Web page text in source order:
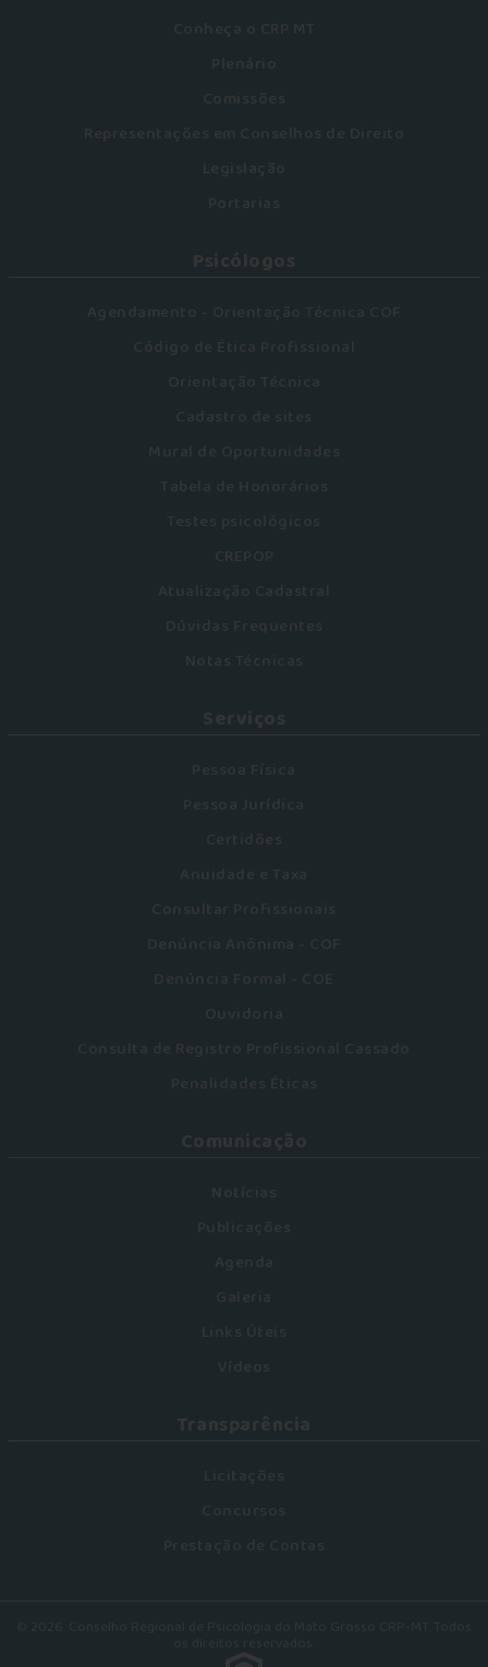
Conheça o CRP MT
Plenário
Comissões
Representações em Conselhos de Direito
Legislação
Portarias
Psicólogos
Agendamento - Orientação Técnica COF
Código de Ética Profissional
Orientação Técnica
Cadastro de sites
Mural de Oportunidades
Tabela de Honorários
Testes psicológicos
CREPOP
Atualização Cadastral
Dúvidas Frequentes
Notas Técnicas
Serviços
Pessoa Física
Pessoa Jurídica
Certidões
Anuidade e Taxa
Consultar Profissionais
Denúncia Anônima - COF
Denúncia Formal - COE
Ouvidoria
Consulta de Registro Profissional Cassado
Penalidades Éticas
Comunicação
Notícias
Publicações
Agenda
Galeria
Links Úteis
Vídeos
Transparência
Licitações
Concursos
Prestação de Contas
© 2026. Conselho Regional de Psicologia do Mato Grosso CRP-MT. Todos
os direitos reservados.